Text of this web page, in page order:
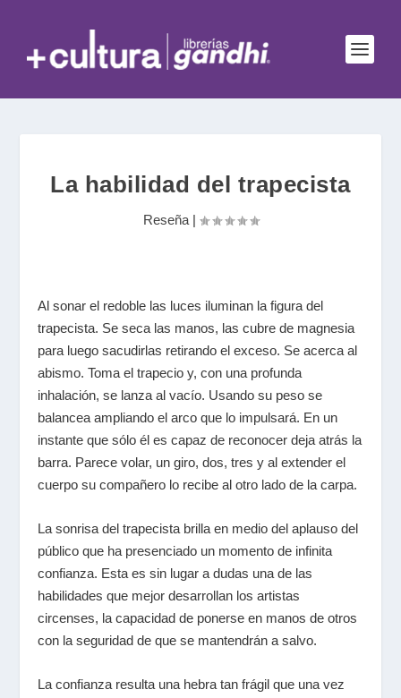
La habilidad del trapecista
Reseña|
Al sonar el redoble las luces iluminan la figura del
trapecista. Se seca las manos, las cubre de magnesia
para luego sacudirlas retirando el exceso. Se acerca al
abismo. Toma el trapecio y, con una profunda
inhalación, se lanza al vacío. Usando su peso se
balancea ampliando el arco que lo impulsará. En un
instante que sólo él es capaz de reconocer deja atrás la
barra. Parece volar, un giro, dos, tres y al extender el
cuerpo su compañero lo recibe al otro lado de la carpa.
La sonrisa del trapecista brilla en medio del aplauso del
público que ha presenciado un momento de infinita
confianza. Esta es sin lugar a dudas una de las
habilidades que mejor desarrollan los artistas
circenses, la capacidad de ponerse en manos de otros
con la seguridad de que se mantendrán a salvo.
La confianza resulta una hebra tan frágil que una vez